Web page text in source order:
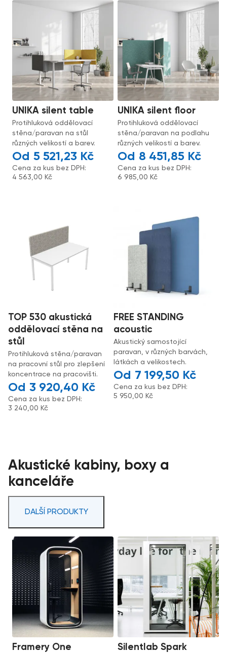
UNIKA silent table
Protihluková oddělovací
stěna/paravan na stůl
různých velikostí a barev.
5 521,23 Kč
Cena za kus bez DPH:
4 563,00 Kč
UNIKA silent floor
Protihluková oddělovací
stěna/paravan na podlahu
různých velikostí a barev.
8 451,85 Kč
Cena za kus bez DPH:
6 985,00 Kč
TOP 530 akustická
oddělovací stěna na
stůl
Protihluková stěna/paravan
na pracovní stůl pro zlepšení
koncentrace na pracovišti.
3 920,40 Kč
Cena za kus bez DPH:
3 240,00 Kč
FREE STANDING
acoustic
Akustický samostojící
paravan, v různých barvách,
látkách a velikostech.
7 199,50 Kč
Cena za kus bez DPH:
5 950,00 Kč
Akustické kabiny, boxy a
kanceláře
DALŠÍ PRODUKTY
Framery One
Silentlab Spark